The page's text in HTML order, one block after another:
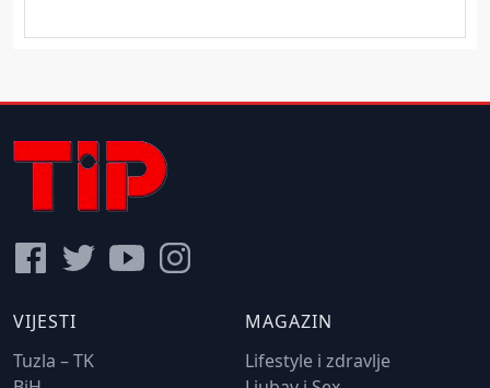
VIJESTI
Tuzla – TK
MAGAZIN
Lifestyle i zdravlje